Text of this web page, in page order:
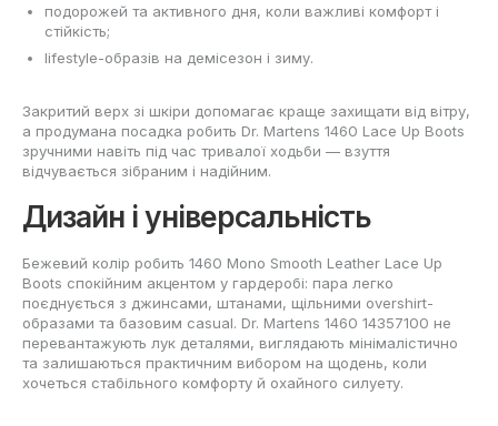
подорожей та активного дня, коли важливі комфорт і
стійкість;
lifestyle-образів на демісезон і зиму.
Закритий верх зі шкіри допомагає краще захищати від вітру,
а продумана посадка робить Dr. Martens 1460 Lace Up Boots
зручними навіть під час тривалої ходьби — взуття
відчувається зібраним і надійним.
Дизайн і універсальність
Бежевий колір робить 1460 Mono Smooth Leather Lace Up
Boots спокійним акцентом у гардеробі: пара легко
поєднується з джинсами, штанами, щільними overshirt-
образами та базовим casual. Dr. Martens 1460 14357100 не
перевантажують лук деталями, виглядають мінімалістично
та залишаються практичним вибором на щодень, коли
хочеться стабільного комфорту й охайного силуету.